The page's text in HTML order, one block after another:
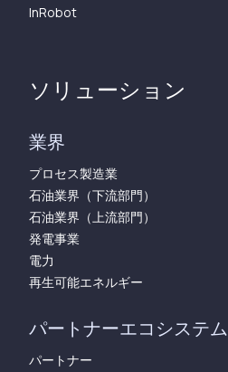
InRobot
ソリューション
業界
プロセス製造業
石油業界（下流部門）
石油業界（上流部門）
発電事業
電力
再生可能エネルギー
パートナーエコシステム
パートナー